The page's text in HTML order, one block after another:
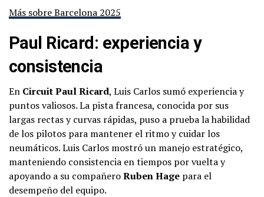
Más sobre Barcelona 2025
Paul Ricard: experiencia y
consistencia
En Circuit Paul Ricard, Luis Carlos sumó experiencia y
puntos valiosos. La pista francesa, conocida por sus
largas rectas y curvas rápidas, puso a prueba la habilidad
de los pilotos para mantener el ritmo y cuidar los
neumáticos. Luis Carlos mostró un manejo estratégico,
manteniendo consistencia en tiempos por vuelta y
apoyando a su compañeroRuben Hage para el
desempeño del equipo.